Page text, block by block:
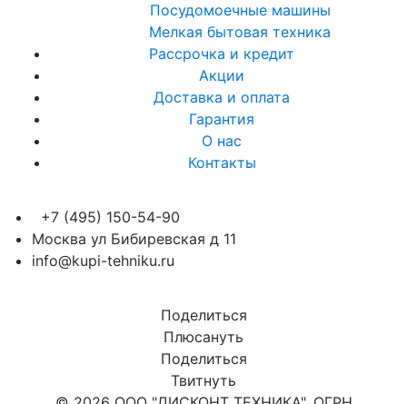
Посудомоечные машины
Мелкая бытовая техника
Рассрочка и кредит
Акции
Доставка и оплата
Гарантия
О нас
Контакты
+7 (495) 150-54-90
Москва ул Бибиревская д 11
info@kupi-tehniku.ru
Поделиться
Плюсануть
Поделиться
Твитнуть